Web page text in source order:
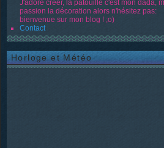
J'adore créer, la patouille c'est mon dada,
passion la décoration alors n'hésitez pas:
bienvenue sur mon blog ! ;o)
Contact
Horloge et Météo